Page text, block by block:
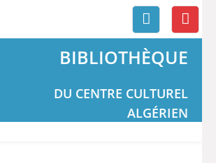
BIBLIOTHÈQUE
DU CENTRE CULTUREL
ALGÉRIEN